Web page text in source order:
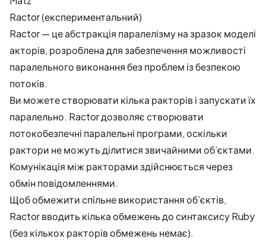
Ractor (експериментальний)
Ractor — це абстракція паралелізму на зразок моделі
акторів, розроблена для забезпечення можливості
паралельного виконання без проблем із безпекою
потоків.
Ви можете створювати кілька ракторів і запускати їх
паралельно. Ractor дозволяє створювати
потокобезпечні паралельні програми, оскільки
рактори не можуть ділитися звичайними об’єктами.
Комунікація між ракторами здійснюється через
обмін повідомленнями.
Щоб обмежити спільне використання об’єктів,
Ractor вводить кілька обмежень до синтаксису Ruby
(без кількох ракторів обмежень немає).